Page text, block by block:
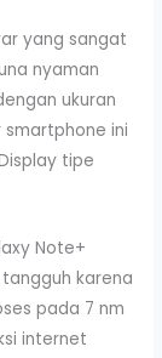
yang sangat
nyaman
ukuran
smartphone ini
tipe
Note+
karena
pada 7 nm
internet